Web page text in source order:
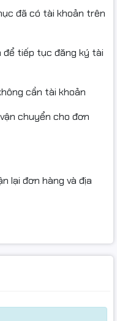
đã có tài khoản trên
để tiếp tục đăng ký tài
cần tài khoản
chuyển cho đơn
lại đơn hàng và địa